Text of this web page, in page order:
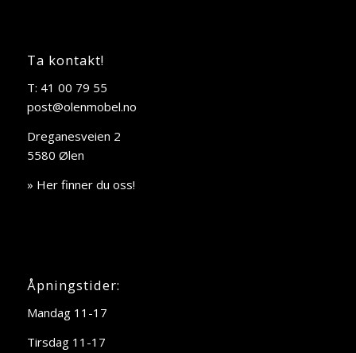
Ta kontakt!
T: 41 00 79 55
post@olenmobel.no
Dreganesveien 2
5580 Ølen
» Her finner du oss!
Åpningstider:
Mandag 11-17
Tirsdag 11-17